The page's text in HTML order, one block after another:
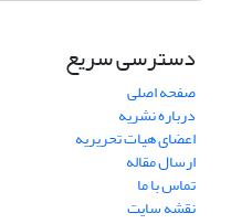
دسترسی سریع
صفحه اصلی
درباره نشریه
اعضای هیات تحریریه
ارسال مقاله
تماس با ما
نقشه سایت